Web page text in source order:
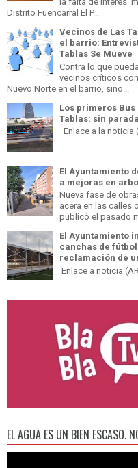
Distrito Fuencarral El P...
Vecinos de Las
el barrio:
Tablas Se Mueve
Contra lo que
vecinos críticos
Nuevo Norte en el barrio, sino...
Los primeros
Tablas: sin
Enlace a la noticia
El Ayuntamiento
a mejoras en
Nueva fase de
acera en las calles
publicó el pasado
El Ayuntamiento
canchas de
reclamación de
Enlace a noticia
EL AGUA ES UN BIEN ESCASO.